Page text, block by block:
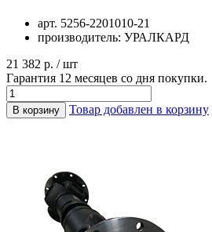
арт. 5256-2201010-21
производитель: УРАЛКАРД
21 382 р. / шт
Гарантия 12 месяцев со дня покупки.
В корзину Товар добавлен в корзину